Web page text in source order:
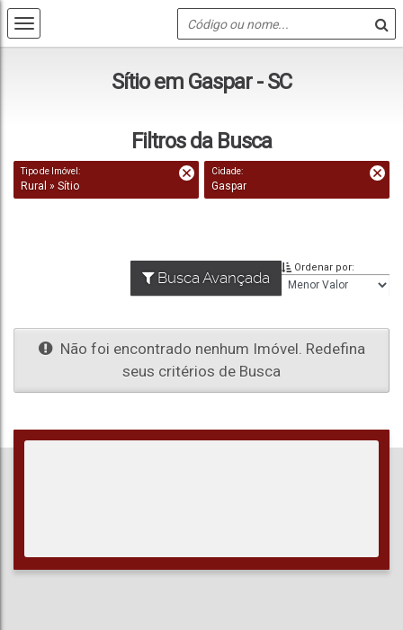
Sítio em Gaspar - SC
Filtros da Busca
Tipo de Imóvel:
Rural » Sítio
Cidade:
Gaspar
Busca Avançada
Ordenar por:
Não foi encontrado nenhum Imóvel. Redefina
seus critérios de Busca